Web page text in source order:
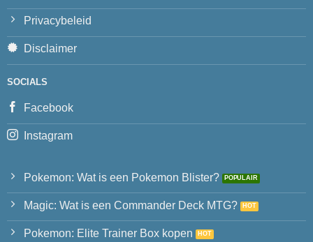
Privacybeleid
Disclaimer
SOCIALS
Facebook
Instagram
Pokemon: Wat is een Pokemon Blister?
Magic: Wat is een Commander Deck MTG?
Pokemon: Elite Trainer Box kopen